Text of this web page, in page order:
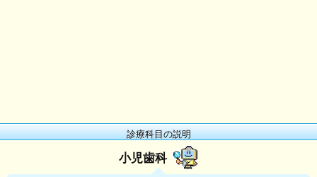
診療科目の説明
小児歯科